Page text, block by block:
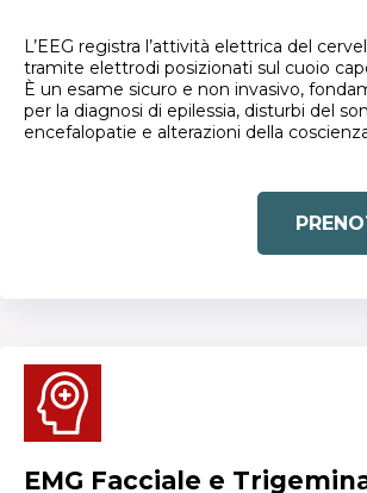
L’EEG registra l’attività elettrica del
tramite elettrodi posizionati sul cuoio
È un esame sicuro e non invasivo,
per la diagnosi di epilessia, disturbi del
encefalopatie e alterazioni della
EMG Facciale e